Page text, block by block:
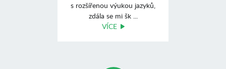
s rozšířenou výukou jazyků,
zdála se mi šk ...
VÍCE